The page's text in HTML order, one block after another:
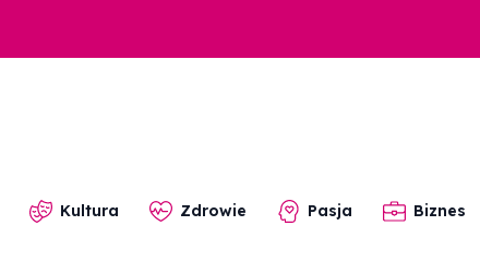
Kultura Zdrowie Pasja Biznes